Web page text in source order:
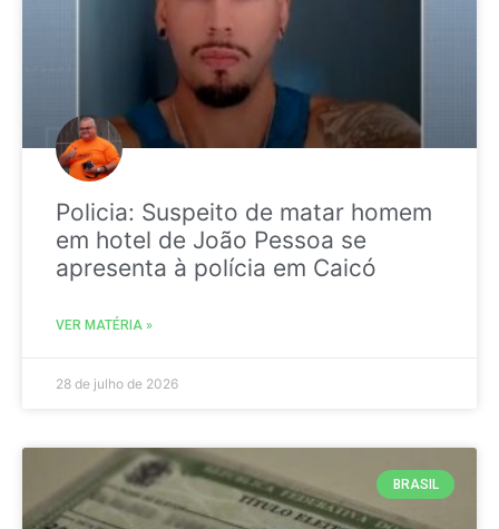
Policia: Suspeito de matar homem
em hotel de João Pessoa se
apresenta à polícia em Caicó
VER MATÉRIA »
28 de julho de 2026
BRASIL